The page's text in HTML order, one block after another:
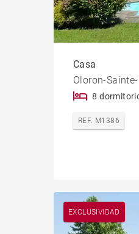
Casa
Oloron-
8
REF. M1386
EXCLUSIVIDAD